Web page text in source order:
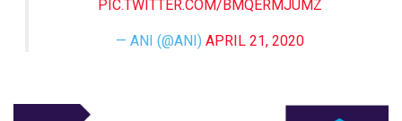
PIC.TWITTER.COM/BMQERMJUMZ
— ANI (@ANI) APRIL 21, 2020